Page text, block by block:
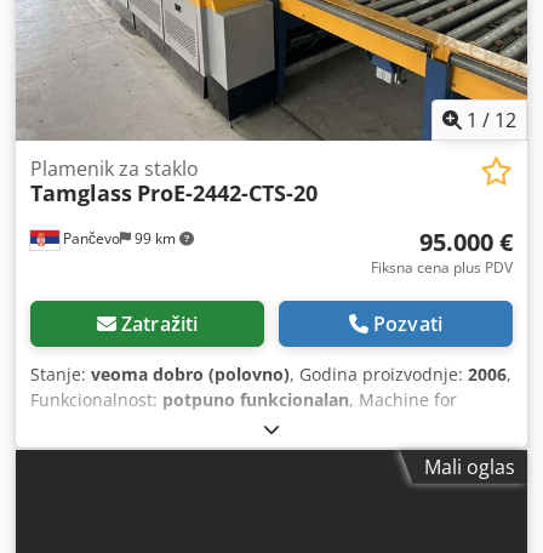
1 / 12
Pančevo 99 km
Plamenik za staklo
Tamglass ProE-2442-CTS-20
95.000 €
Fiksna cena plus PDV
Zatražiti Pozvati
Stanje: veoma dobro (polovno), Godina proizvodnje: 2006,
Funkcionalnost: potpuno funkcionalan, Machine for
tempering glass from 3.8 - 19 mm. Maximum glass
dimensions 2440 x 4500mm. Chodpfox Trg Asx Ac Dea
Mali oglas